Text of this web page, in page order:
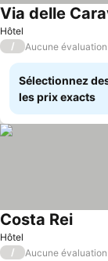
Hôtel
Via delle
/ Aucune évaluation
Sélectionnez
les prix exacts
Hôtel
Costa Rei
/ Aucune évaluation